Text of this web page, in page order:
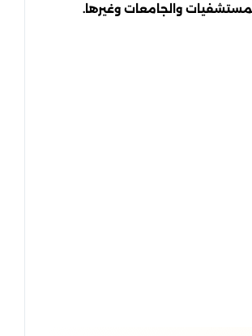
والجامعات وغيرها.